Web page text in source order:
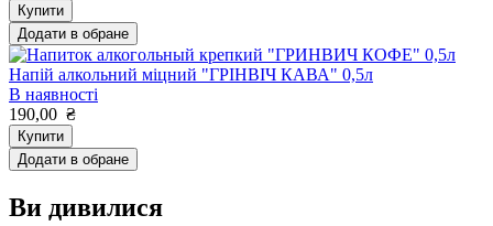
Купити
Додати в обране
Напій алкольний міцний "ГРІНВІЧ КАВА" 0,5л
В наявності
190,00 ₴
Купити
Додати в обране
Ви дивилися